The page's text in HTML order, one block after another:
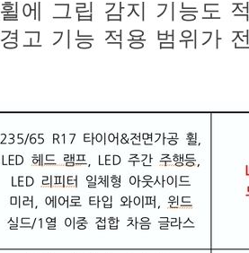
에 그립 감지 기능도
고 기능 적용 범위가